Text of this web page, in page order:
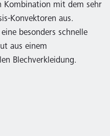
Kombination mit dem sehr
Konvektoren aus.
besonders schnelle
aus einem
Blechverkleidung.